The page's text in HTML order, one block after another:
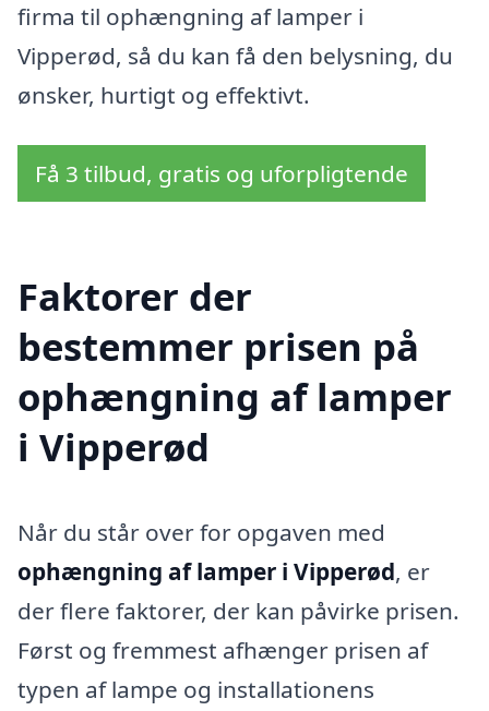
firma til ophængning af lamper i
Vipperød, så du kan få den belysning, du
ønsker, hurtigt og effektivt.
Få 3 tilbud, gratis og uforpligtende
Faktorer der
bestemmer prisen på
ophængning af lamper
i Vipperød
Når du står over for opgaven med
ophængning af lamper i Vipperød, er
der flere faktorer, der kan påvirke prisen.
Først og fremmest afhænger prisen af
typen af lampe og installationens